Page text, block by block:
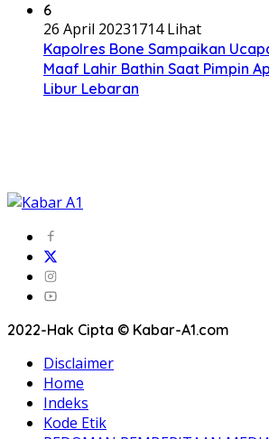
6
26 April 20231714 Lihat
Kapolres Bone Sampaikan
Maaf Lahir Bathin Saat Pimpin
Libur Lebaran
2022-Hak Cipta © Kabar-A1.com
Disclaimer
Home
Indeks
Kode Etik